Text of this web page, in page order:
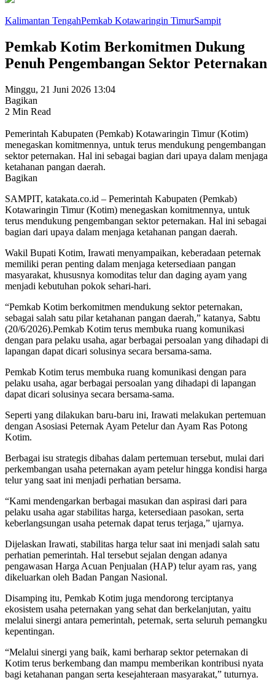
Kalimantan TengahPemkab Kotawaringin TimurSampit
Pemkab Kotim Berkomitmen Dukung
Penuh Pengembangan Sektor Peternakan
Minggu, 21 Juni 2026 13:04
Bagikan
2 Min Read
Pemerintah Kabupaten (Pemkab) Kotawaringin Timur (Kotim)
menegaskan komitmennya, untuk terus mendukung pengembangan
sektor peternakan. Hal ini sebagai bagian dari upaya dalam menjaga
ketahanan pangan daerah.
Bagikan
SAMPIT, katakata.co.id – Pemerintah Kabupaten (Pemkab)
Kotawaringin Timur (Kotim) menegaskan komitmennya, untuk
terus mendukung pengembangan sektor peternakan. Hal ini sebagai
bagian dari upaya dalam menjaga ketahanan pangan daerah.
Wakil Bupati Kotim, Irawati menyampaikan, keberadaan peternak
memiliki peran penting dalam menjaga ketersediaan pangan
masyarakat, khususnya komoditas telur dan daging ayam yang
menjadi kebutuhan pokok sehari-hari.
“Pemkab Kotim berkomitmen mendukung sektor peternakan,
sebagai salah satu pilar ketahanan pangan daerah,” katanya, Sabtu
(20/6/2026).Pemkab Kotim terus membuka ruang komunikasi
dengan para pelaku usaha, agar berbagai persoalan yang dihadapi di
lapangan dapat dicari solusinya secara bersama-sama.
Pemkab Kotim terus membuka ruang komunikasi dengan para
pelaku usaha, agar berbagai persoalan yang dihadapi di lapangan
dapat dicari solusinya secara bersama-sama.
Seperti yang dilakukan baru-baru ini, Irawati melakukan pertemuan
dengan Asosiasi Peternak Ayam Petelur dan Ayam Ras Potong
Kotim.
Berbagai isu strategis dibahas dalam pertemuan tersebut, mulai dari
perkembangan usaha peternakan ayam petelur hingga kondisi harga
telur yang saat ini menjadi perhatian bersama.
“Kami mendengarkan berbagai masukan dan aspirasi dari para
pelaku usaha agar stabilitas harga, ketersediaan pasokan, serta
keberlangsungan usaha peternak dapat terus terjaga,” ujarnya.
Dijelaskan Irawati, stabilitas harga telur saat ini menjadi salah satu
perhatian pemerintah. Hal tersebut sejalan dengan adanya
pengawasan Harga Acuan Penjualan (HAP) telur ayam ras, yang
dikeluarkan oleh Badan Pangan Nasional.
Disamping itu, Pemkab Kotim juga mendorong terciptanya
ekosistem usaha peternakan yang sehat dan berkelanjutan, yaitu
melalui sinergi antara pemerintah, peternak, serta seluruh pemangku
kepentingan.
“Melalui sinergi yang baik, kami berharap sektor peternakan di
Kotim terus berkembang dan mampu memberikan kontribusi nyata
bagi ketahanan pangan serta kesejahteraan masyarakat,” tuturnya.